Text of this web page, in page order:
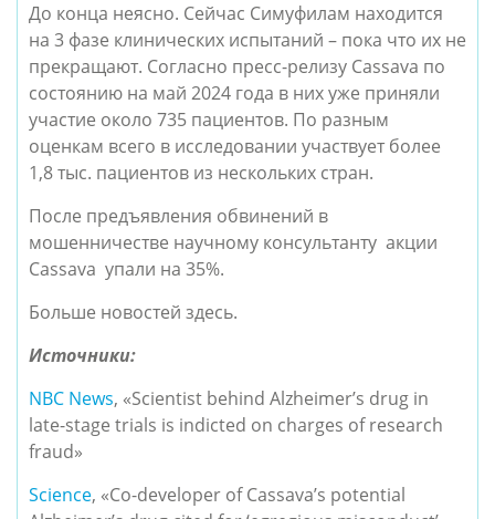
До конца неясно. Сейчас Симуфилам находится
на 3 фазе клинических испытаний – пока что их не
прекращают. Согласно пресс-релизу Cassava по
состоянию на май 2024 года в них уже приняли
участие около 735 пациентов. По разным
оценкам всего в исследовании участвует более
1,8 тыс. пациентов из нескольких стран.
После предъявления обвинений в
мошенничестве научному консультанту акции
Cassava упали на 35%.
Больше новостей здесь.
Источники:
NBC News, «Scientist behind Alzheimer’s drug in
late-stage trials is indicted on charges of research
fraud»
Science, «Co-developer of Cassava’s potential